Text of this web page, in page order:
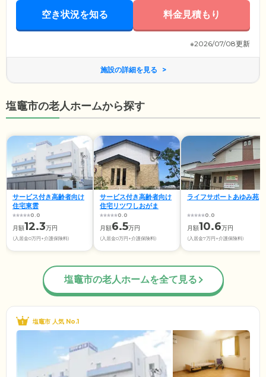
空き状況を知る 料金見積もり
※2026/07/08更新
施設の詳細を見る
塩竈市の老人ホームから探す
サービス付き高齢者向け
住宅東雲
0.0
月額12.3万円
(入居金0万円+介護保険料)
サービス付き高齢者向け
住宅リツワしおがま
0.0
月額6.5万円
(入居金0万円+介護保険料)
ライフサポートあゆみ苑
0.0
月額10.6万円
(入居金7万円+介護保険料)
塩竈市の老人ホームを全て見る
塩竈市 人気 No.1